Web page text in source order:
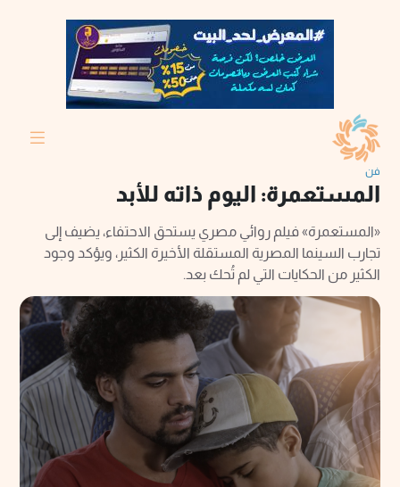
فن
المستعمرة: اليوم ذاته للأبد
«المستعمرة» فيلم روائي مصري يستحق الاحتفاء، يضيف إلى
تجارب السينما المصرية المستقلة الأخيرة الكثير، ويؤكد وجود
الكثير من الحكايات التي لم تُحك بعد.